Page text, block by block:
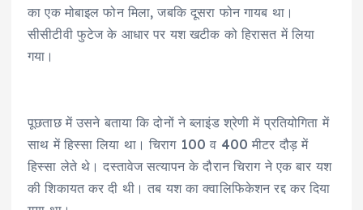
का एक मोबाइल फोन मिला, जबकि दूसरा फोन गायब था।
सीसीटीवी फुटेज के आधार पर यश खटीक को हिरासत में लिया
गया।
पूछताछ में उसने बताया कि दोनों ने ब्लाइंड श्रेणी में प्रतियोगिता में
साथ में हिस्सा लिया था। चिराग 100 व 400 मीटर दौड़ में
हिस्सा लेते थे। दस्तावेज सत्यापन के दौरान चिराग ने एक बार यश
की शिकायत कर दी थी। तब यश का क्वालिफिकेशन रद्द कर दिया